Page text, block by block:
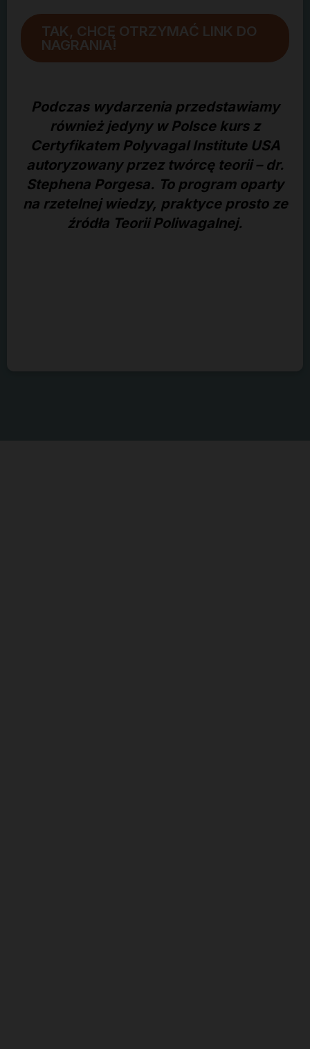
TAK, CHCĘ OTRZYMAĆ LINK DO
NAGRANIA!
Podczas wydarzenia przedstawiamy
również jedyny w Polsce kurs z
Certyfikatem Polyvagal Institute USA
autoryzowany przez twórcę teorii – dr.
Stephena Porgesa. To program oparty
na rzetelnej wiedzy, praktyce prosto ze
źródła Teorii Poliwagalnej.